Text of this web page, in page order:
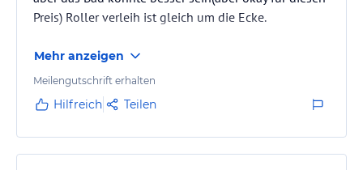
sicherzustellen, dass Ihr Aufenthalt unvergesslich wird.
Angaben ohne Gewähr. Bitte lies vor der Buchung die
Preis) Roller verleih ist gleich um die Ecke.
Mehr anzeigen
Meilengutschrift erhalten
Hilfreich Teilen